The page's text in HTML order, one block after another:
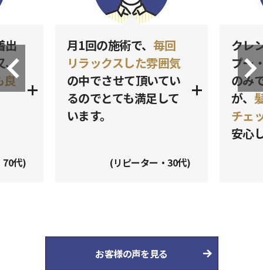
出
、
良
70代)
月1回の施術で、 毎回
リラックスした雰囲気
の中でさせて頂いてい
るのでとても満足して
います。
(リピーター・30代)
クレ
プー
のみ
が、
チェ
安心
お客様の声を見る